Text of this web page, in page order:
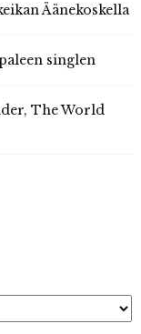
Äänekoskella
singlen
The World